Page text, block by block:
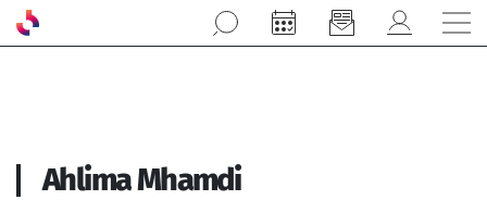
Aller au contenu principal
Ahlima Mhamdi